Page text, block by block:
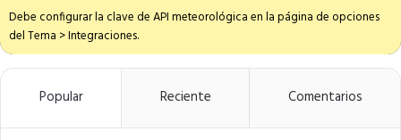
Debe configurar la clave de API meteorológica en la página de opciones
del Tema > Integraciones.
Popular Reciente Comentarios